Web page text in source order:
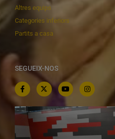
Altres equips
Categories inferiors
Partits a casa
SEGUEIX-NOS